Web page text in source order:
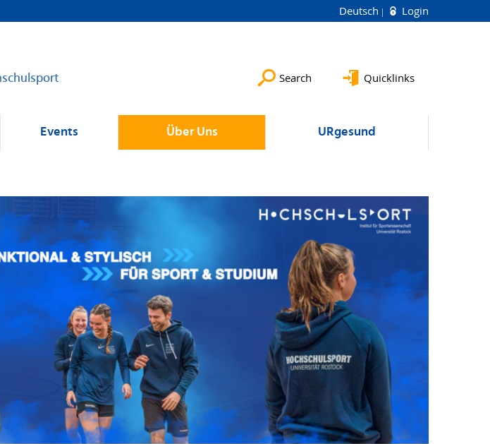
Deutsch Login
Search Quicklinks
Events Über Uns URgesund